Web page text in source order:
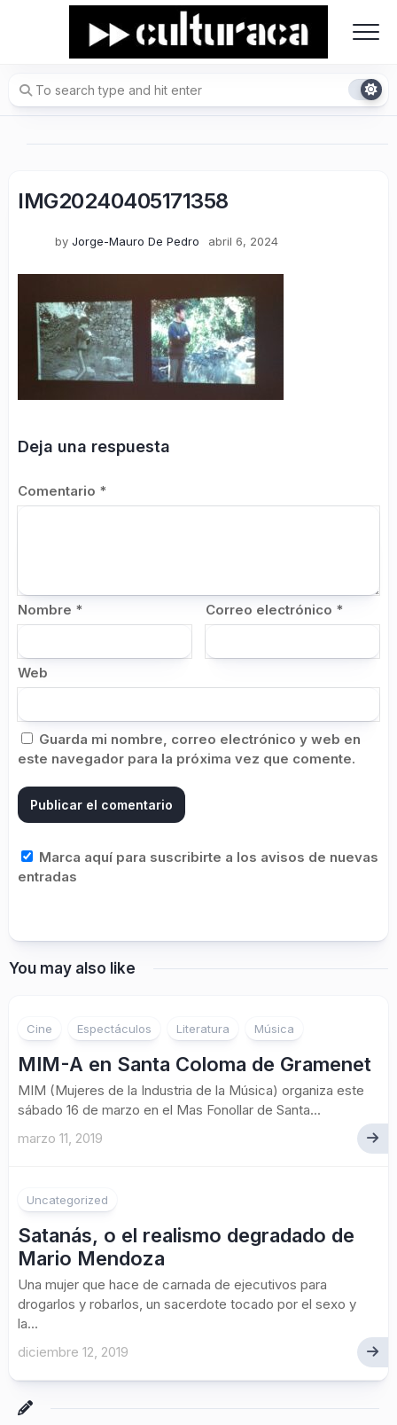
IMG20240405171358
by Jorge-Mauro De Pedro abril 6, 2024
Deja una respuesta
Comentario *
Nombre * Correo electrónico *
Web
Guarda mi nombre, correo electrónico y web en
este navegador para la próxima vez que comente.
Marca aquí para suscribirte a los avisos de nuevas
entradas
You may also like
Cine Espectáculos Literatura Música
MIM-A en Santa Coloma de Gramenet
MIM (Mujeres de la Industria de la Música) organiza este
sábado 16 de marzo en el Mas Fonollar de Santa...
marzo 11, 2019
Uncategorized
Satanás, o el realismo degradado de
Mario Mendoza
Una mujer que hace de carnada de ejecutivos para
drogarlos y robarlos, un sacerdote tocado por el sexo y
la...
diciembre 12, 2019